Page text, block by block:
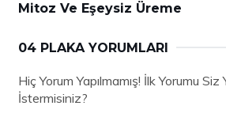
Mitoz Ve Eşeysiz Üreme
04 PLAKA YORUMLARI
Hiç Yorum Yapılmamış! İlk Yorumu Siz
İstermisiniz?